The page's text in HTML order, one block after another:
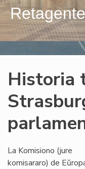
Historia
La Komisiono (jure
komisararo) de